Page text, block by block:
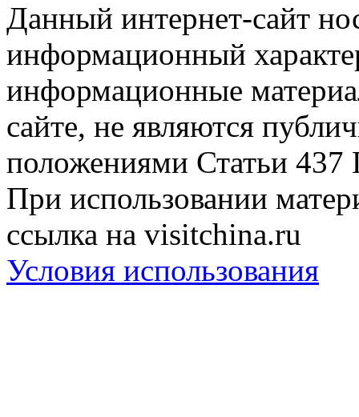
Данный интернет-сайт
информационный
информационные
сайте, не являются
положениями Статьи 437
При использовании
ссылка на visitchina.ru
Условия использования